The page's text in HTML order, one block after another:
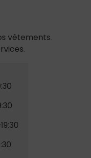
vêtements.
:30
:30